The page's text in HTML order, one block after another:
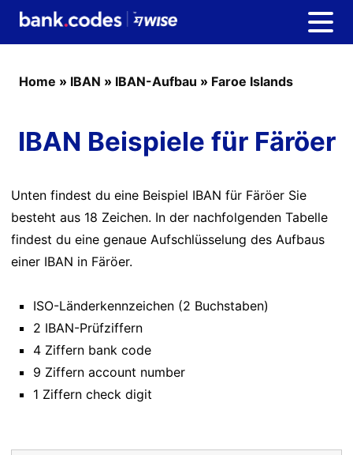
Home » IBAN » IBAN-Aufbau » Faroe Islands
IBAN Beispiele für Färöer
Unten findest du eine Beispiel IBAN für Färöer Sie
besteht aus 18 Zeichen. In der nachfolgenden Tabelle
findest du eine genaue Aufschlüsselung des Aufbaus
einer IBAN in Färöer.
ISO-Länderkennzeichen (2 Buchstaben)
2 IBAN-Prüfziffern
4 Ziffern bank code
9 Ziffern account number
1 Ziffern check digit